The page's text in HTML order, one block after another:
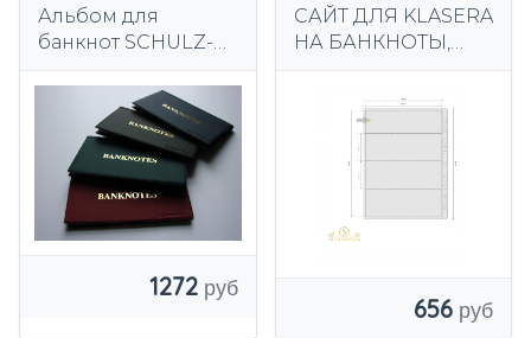
Альбом для
банкнот SCHULZ-
Премиум супер
качество !!
1272
САЙТ ДЛЯ KLASERA
НА БАНКНОТЫ,
УНИВЕРСАЛЬНАЯ
656